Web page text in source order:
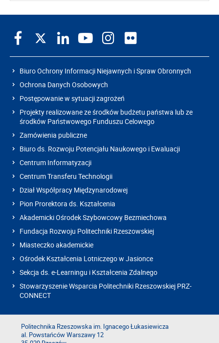
Biuro Ochrony Informacji Niejawnych i Spraw Obronnych
Ochrona Danych Osobowych
Postępowanie w sytuacji zagrożeń
Projekty realizowane ze środków budżetu państwa lub ze
środków Państwowego Funduszu Celowego
Zamówienia publiczne
Biuro ds. Rozwoju Potencjału Naukowego i Ewaluacji
Centrum Informatyzacji
Centrum Transferu Technologii
Dział Współpracy Międzynarodowej
Pion Prorektora ds. Kształcenia
Akademicki Ośrodek Szybowcowy Bezmiechowa
Fundacja Rozwoju Politechniki Rzeszowskiej
Miasteczko akademickie
Ośrodek Kształcenia Lotniczego w Jasionce
Sekcja ds. e-Learningu i Kształcenia Zdalnego
Stowarzyszenie Wsparcia Politechniki Rzeszowskiej PRZ-
CONNECT
Politechnika Rzeszowska im. Ignacego Łukasiewicza
al. Powstańców Warszawy 12